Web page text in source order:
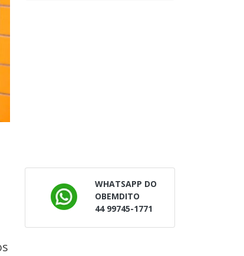
WHATSAPP DO
OBEMDITO
44 99745-1771